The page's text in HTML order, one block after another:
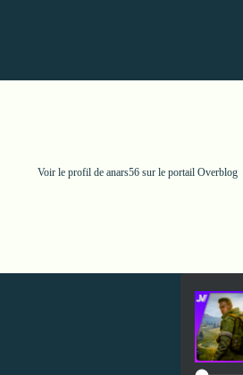
Voir le profil de anars56 sur le portail Overblog